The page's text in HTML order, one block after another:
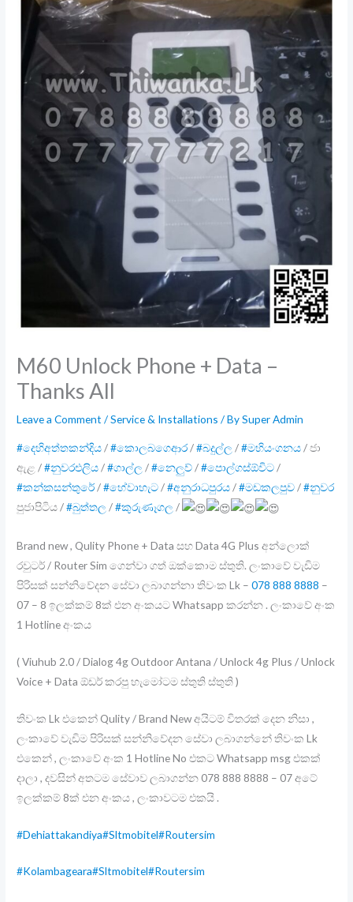
M60 Unlock Phone + Data –
Thanks All
Leave a Comment /Service & Installations / BySuper Admin
#දෙහිඅත්තකන්දිය/#කොලබගෙආර/#බදුල්ල /#මහියංගනය/ ජා
ඇළ /#නුවරඑලිය/#ගාල්ල /#නෙලුව්/#පොල්ගස්ඕවිට/
#කන්කසන්තුරේ/#හේවාහැට/#අනුරාධපුරය/#මඩකලපුව/#නුවර
පුජාපිටිය /#බුත්තල /#කුරුණෑගල /
Brand new , Qulity Phone + Data සහ Data 4G Plus අන්ලොක්
රවුටර් / Router Sim ගෙන්වා ගත් ඔක්කොම ස්තුති. ලංකාවේ වැඩිම
පිරිසක් සන්නිවේදන සේවා ලබාගන්නා තිවංක Lk –078 888 8888 –
07 – 8 ඉලක්කම් 8ක් එන අංකයට Whatsapp කරන්න . ලංකාවේ අංක
1 Hotline අංකය
( Viuhub 2.0 / Dialog 4g Outdoor Antana / Unlock 4g Plus / Unlock
Voice + Data ඕඩර් කරපු හැමෝටම ස්තුති ස්තුති )
තිවංක Lk එකෙන් Qulity / Brand New අයිටම් විතරක් දෙන නිසා ,
ලංකාවේ වැඩිම පිරිසක් සන්නිවේදන සේවා ලබාගන්නේ තිවංක Lk
එකෙන් , ලංකාවේ අංක 1 Hotline No එකට Whatsapp msg එකක්
දාලා , දවසින් අතටම සේවාව ලබාගන්න 078 888 8888 – 07 අටේ
ඉලක්කම් 8ක් එන අංකය , ලංකාවටම එකයි .
#Dehiattakandiya#Sltmobitel#Routersim
#Kolambageara#Sltmobitel#Routersim